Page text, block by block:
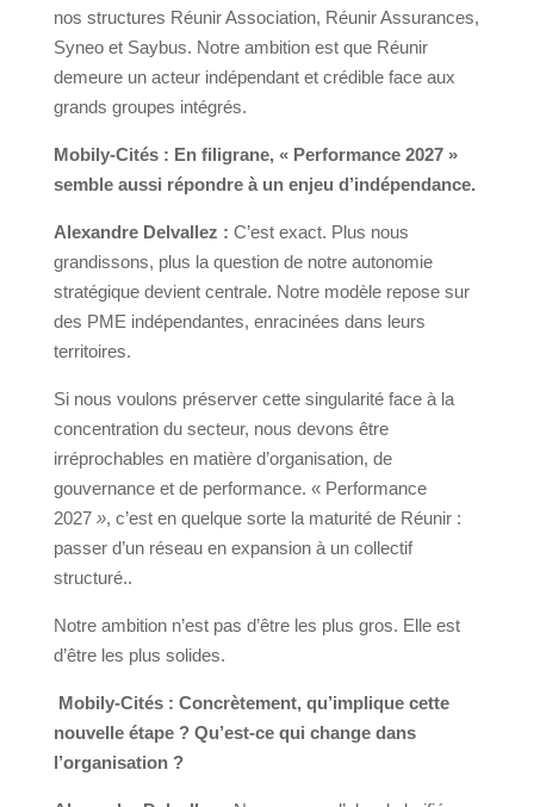
nos structures Réunir Association, Réunir Assurances,
Syneo et Saybus. Notre ambition est que Réunir
demeure un acteur indépendant et crédible face aux
grands groupes intégrés.
Mobily-Cités : En filigrane, « Performance 2027 »
semble aussi répondre à un enjeu d’indépendance.
Alexandre Delvallez : C’est exact. Plus nous
grandissons, plus la question de notre autonomie
stratégique devient centrale. Notre modèle repose sur
des PME indépendantes, enracinées dans leurs
territoires.
Si nous voulons préserver cette singularité face à la
concentration du secteur, nous devons être
irréprochables en matière d’organisation, de
gouvernance et de performance. « Performance
2027», c’est en quelque sorte la maturité de Réunir :
passer d’un réseau en expansion à un collectif
structuré..
Notre ambition n’est pas d’être les plus gros. Elle est
d’être les plus solides.
Mobily-Cités : Concrètement, qu’implique cette
nouvelle étape ? Qu’est-ce qui change dans
l’organisation ?